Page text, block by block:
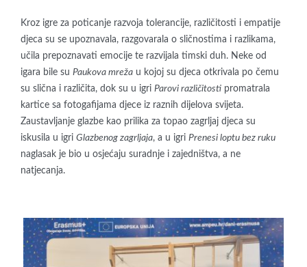
Kroz igre za poticanje razvoja tolerancije, različitosti i empatije
djeca su se upoznavala, razgovarala o sličnostima i razlikama,
učila prepoznavati emocije te razvijala timski duh. Neke od
igara bile su Paukova mreža u kojoj su djeca otkrivala po čemu
su slična i različita, dok su u igri Parovi različitosti promatrala
kartice sa fotogafijama djece iz raznih dijelova svijeta.
Zaustavljanje glazbe kao prilika za topao zagrljaj djeca su
iskusila u igri Glazbenog zagrljaja, a u igri Prenesi loptu bez ruku
naglasak je bio u osjećaju suradnje i zajedništva, a ne
natjecanja.